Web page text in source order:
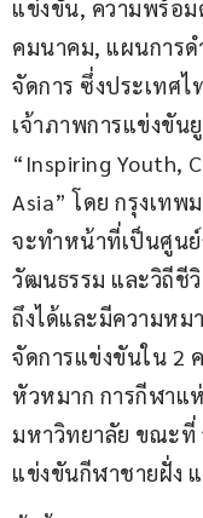
แข่งขัน, ความพร้อ
คมนาคม, แผนการด
จัดการ ซึ่งประเทศ
เจ้าภาพการแข่งขัน
“Inspiring Youth,
Asia” โดย กรุงเท
จะทำหน้าที่เป็นศูนย์
วัฒนธรรม และวิถีชี
ถึงได้และมีความหม
จัดการแข่งขันใน 2
หัวหมาก การกีฬาแ
มหาวิทยาลัย ขณะที่
แข่งขันกีฬาชายฝั่ง